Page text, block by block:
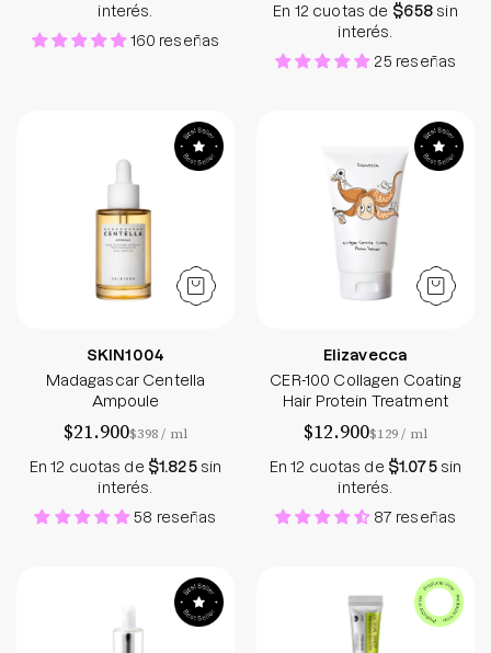
interés.
160 reseñas
En 12 cuotas de $658sin
interés.
25 reseñas
Madagascar Centella Ampoule
SKIN1004
Madagascar Centella
Ampoule
$21.900$398/ por
ml
En 12 cuotas de $1.825sin
interés.
58 reseñas
Collagen
Elizavecca
CER-100 Collagen Coating
Hair Protein Treatment
$12.900$129/ por
ml
En 12 cuotas de $1.075sin
interés.
87 reseñas
Witch Piggy Hell Pore Control Hyaluronic Acid
The Vita - A